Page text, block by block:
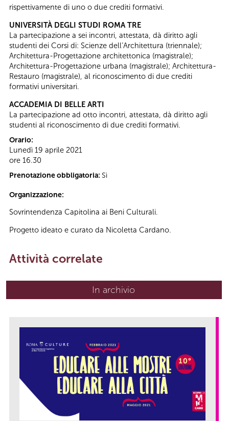
rispettivamente di uno o due crediti formativi.
UNIVERSITÀ DEGLI STUDI ROMA TRE
La partecipazione a sei incontri, attestata, dà diritto agli
studenti dei Corsi di: Scienze dell’Architettura (triennale);
Architettura-Progettazione architettonica (magistrale);
Architettura-Progettazione urbana (magistrale); Architettura-
Restauro (magistrale), al riconoscimento di due crediti
formativi universitari.
ACCADEMIA DI BELLE ARTI
La partecipazione ad otto incontri, attestata, dà diritto agli
studenti al riconoscimento di due crediti formativi.
Orario:
Lunedì 19 aprile 2021
ore 16.30
Prenotazione obbligatoria: Sì
Organizzazione:
Sovrintendenza Capitolina ai Beni Culturali.
Progetto ideato e curato da Nicoletta Cardano.
Attività correlate
In archivio